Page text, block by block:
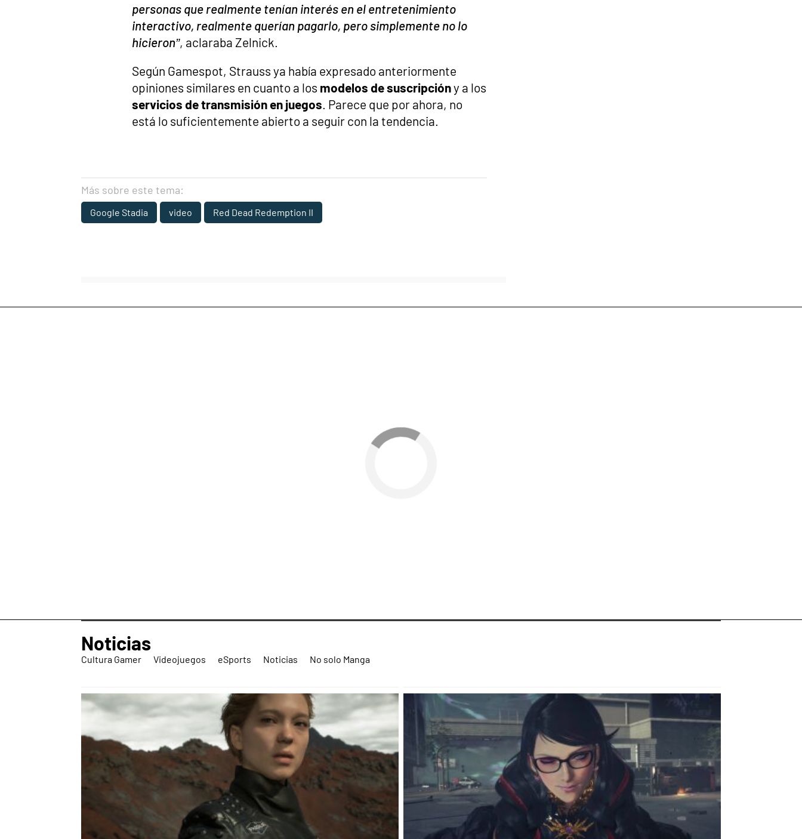
personas que realmente tenían interés en el entretenimiento
interactivo, realmente querían pagarlo, pero simplemente no lo
hicieron”, aclaraba Zelnick.
Según Gamespot, Strauss ya había expresado anteriormente
opiniones similares en cuanto a los modelos de suscripcióny a los
servicios de transmisión en juegos . Parece que por ahora, no
está lo suficientemente abierto a seguir con la tendencia.
Más sobre este tema:
Google Stadia video Red Dead Redemption II
Noticias
Cultura Gamer Videojuegos eSports Noticias No solo Manga